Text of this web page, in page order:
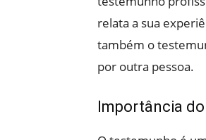
relata a sua
também o
por outra pessoa.
Importância